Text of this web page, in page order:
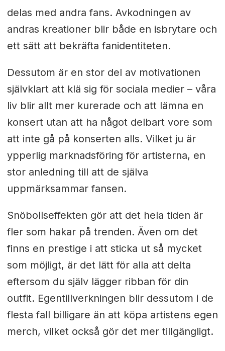
delas med andra fans. Avkodningen av
andras kreationer blir både en isbrytare och
ett sätt att bekräfta fanidentiteten.
Dessutom är en stor del av motivationen
självklart att klä sig för sociala medier – våra
liv blir allt mer kurerade och att lämna en
konsert utan att ha något delbart vore som
att inte gå på konserten alls. Vilket ju är
ypperlig marknadsföring för artisterna, en
stor anledning till att de själva
uppmärksammar fansen.
Snöbollseffekten gör att det hela tiden är
fler som hakar på trenden. Även om det
finns en prestige i att sticka ut så mycket
som möjligt, är det lätt för alla att delta
eftersom du själv lägger ribban för din
outfit. Egentillverkningen blir dessutom i de
flesta fall billigare än att köpa artistens egen
merch, vilket också gör det mer tillgängligt.